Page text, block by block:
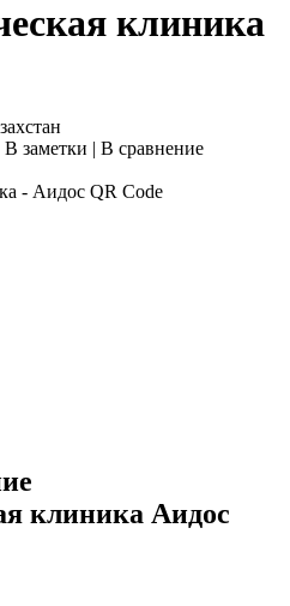
клиника
В заметки | В сравнение
клиника Аидос